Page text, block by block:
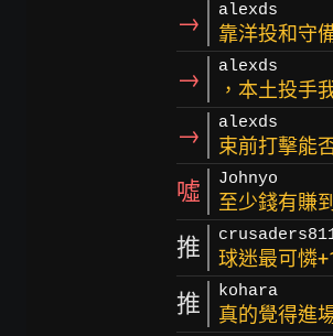
→ alexds
靠洋投和守
→ alexds
，本土投手
→ alexds
束前打擊能
噓 Johnyo
至少錢有賺
推 球迷最可憐
推 kohara
真的覺得進